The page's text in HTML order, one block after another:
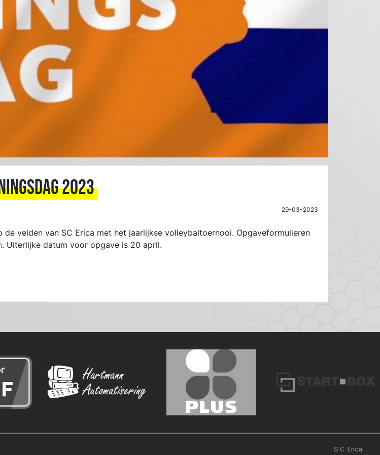
2023
29-03-2023
velden van SC Erica met het jaarlijkse volleybaltoernooi. Opgaveformulieren
. Uiterlijke datum voor opgave is 20 april.
S.C. Erica